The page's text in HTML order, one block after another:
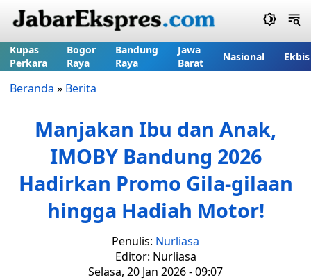
Kupas
Perkara
Bogor
Raya
Bandung
Raya
Jawa
Barat
Nasional Ekbis
Beranda » Berita
Manjakan Ibu dan Anak,
IMOBY Bandung 2026
Hadirkan Promo Gila-gilaan
hingga Hadiah Motor!
Penulis: Nurliasa
Editor: Nurliasa
Selasa, 20 Jan 2026 - 09:07